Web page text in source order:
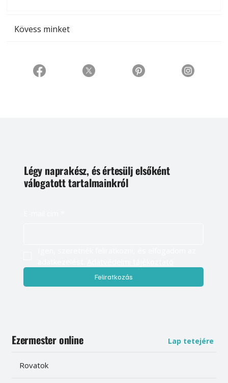
Kövess minket
Légy naprakész, és értesülj elsőként
válogatott tartalmainkról
Feliratkozás
Ezermester online Lap tetejére
Rovatok